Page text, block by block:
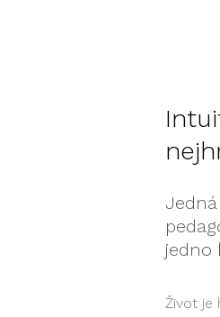
jedno
Život je